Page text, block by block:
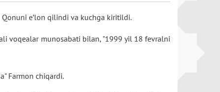
Qonuni e’lon qilindi va kuchga kiritildi.
voqealar munosabati bilan, "1999 yil 18 fevralni
Farmon chiqardi.